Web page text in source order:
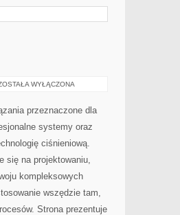
BRANŻY
WYŁĄCZONA
przeznaczone dla
systemy oraz
ciśnieniową.
się na projektowaniu,
kompleksowych
wszędzie tam,
Strona prezentuje